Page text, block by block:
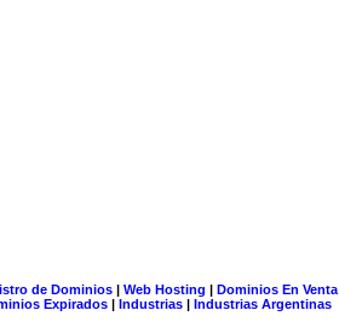
de Dominios| Web Hosting | Dominios En Venta
Expirados | Industrias | Industrias Argentinas